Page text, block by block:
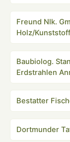
Freund NIk.
Holz/
Baubiolog.
Erdstrahlen
Bestatter
Dortmunder